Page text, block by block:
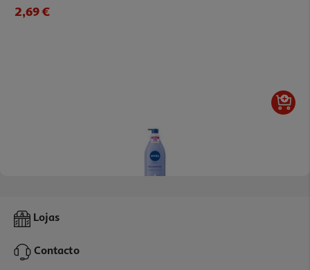
2,69 €
Leite Corporal Smooth Milk Suavizante Nivea 400 Ml
4,99 €
Lojas
Contacto